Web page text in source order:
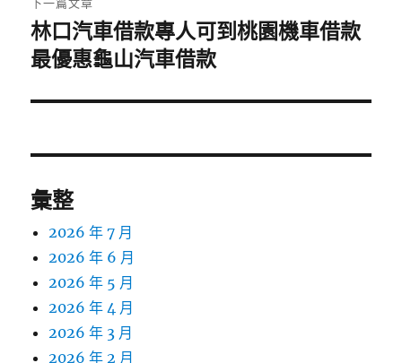
下
一
文
林口汽車借款專人可到桃園機車借款
最優惠龜山汽車借款
彙整
2026 年 7 月
2026 年 6 月
2026 年 5 月
2026 年 4 月
2026 年 3 月
2026 年 2 月